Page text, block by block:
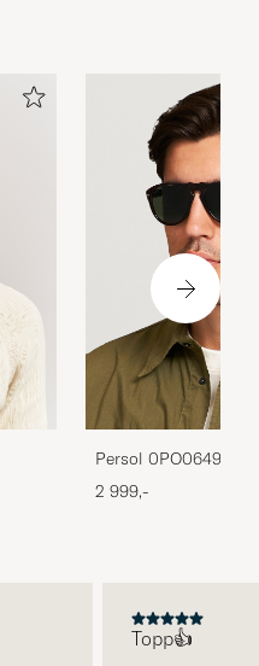
Persol 0PO0649
Havana/Crystal
2 999,-
Topp👍